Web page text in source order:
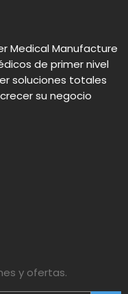
Medical Manufacture
de primer nivel
soluciones totales
su negocio
y ofertas.